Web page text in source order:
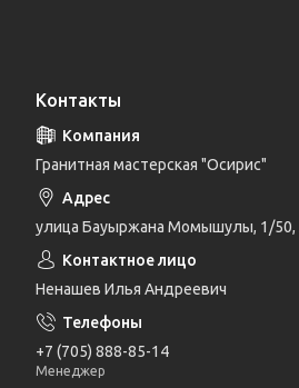
Контакты
Гранитная мастерская "Осирис"
улица Бауыржана Момышулы, 1/50,
Ненашев Илья Андреевич
+7 (705) 888-85-14
Менеджер